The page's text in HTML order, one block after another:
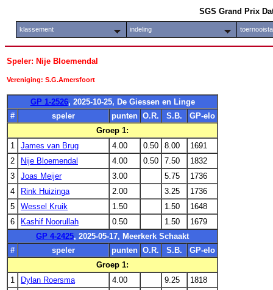
SGS Grand Prix
klassement indeling
Speler: Nije Bloemendal
Vereniging: S.G.Amersfoort
GP 1-2526, 2025-10-25, De Giessen en Linge
#
speler punten O.R. S.B.
GP-elo
Groep 1:
1
James van Brug 4.00 0.50 8.00
1691
2
Nije Bloemendal 4.00 0.50 7.50
1832
3
Joas Meijer 3.00 5.75
1736
4
Rink Huizinga 2.00 3.25
1736
5
Wessel Kruik 1.50 1.50
1648
6
Kashif Noorullah 0.50 1.50
1679
GP 4-2425, 2025-05-17, Meerkerk Schaakt
#
speler punten O.R. S.B.
GP-elo
Groep 1:
1
Dylan Roersma 4.00 9.25
1818